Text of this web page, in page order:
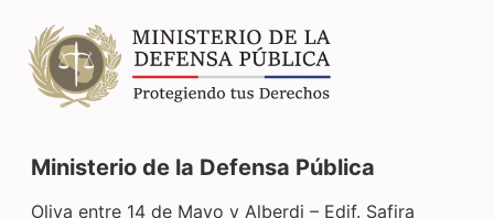
Ministerio de la Defensa Pública
Oliva entre 14 de Mayo y Alberdi – Edif. Safira